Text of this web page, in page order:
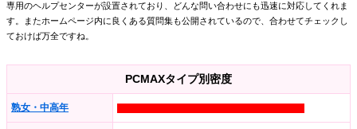
専用のヘルプセンターが設置されており、どんな問い合わせにも迅速に対応してくれま
す。またホームページ内に良くある質問集も公開されているので、合わせてチェックし
ておけば万全ですね。
PCMAXタイプ別密度
熟女・中高年